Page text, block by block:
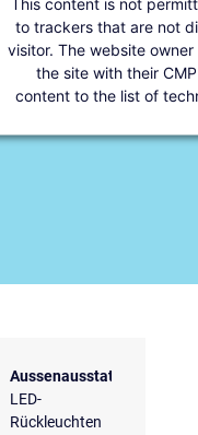
to trackers that are not
visitor. The website
the site with their
content to the list of
Aussenausstattung
LED-
Rückleuchten